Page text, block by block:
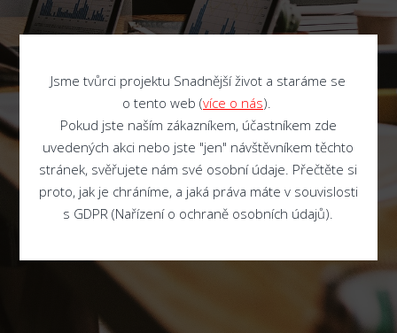
Jsme tvůrci projektu Snadnější život a staráme se
o tento web (více o nás).
Pokud jste naším zákazníkem, účastníkem zde
uvedených akci nebo jste "jen" návštěvníkem těchto
stránek, svěřujete nám své osobní údaje. Přečtěte si
proto, jak je chráníme, a jaká práva máte v souvislosti
s GDPR (Nařízení o ochraně osobních údajů).